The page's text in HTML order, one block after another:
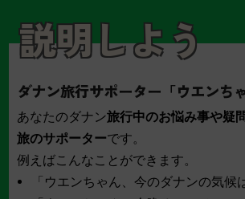
説明しよう
ダナン旅行サポーター「ウエンち
あなたのダナン旅行中のお悩み事や疑
旅のサポーターです。
例えばこんなことができます。
「ウエンちゃん、今のダナンの気候